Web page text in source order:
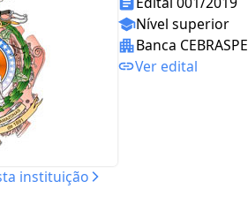
instituição
Nível superior
Banca CEBRASPE
Ver edital